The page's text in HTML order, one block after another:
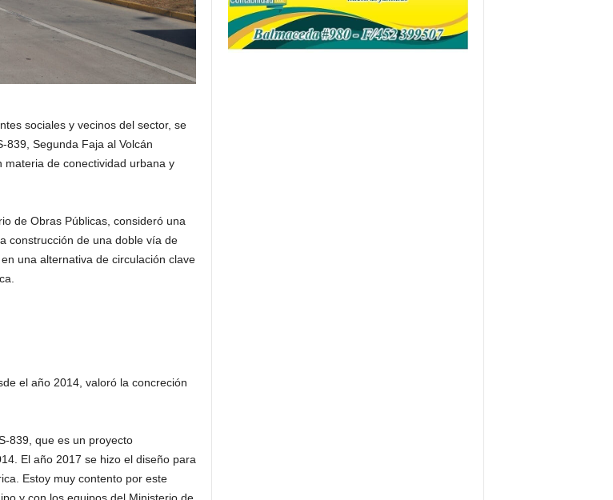
sociales y vecinos del sector, se
839, Segunda Faja al Volcán
de conectividad urbana y
de Obras Públicas, consideró una
construcción de una doble vía de
una alternativa de circulación clave
el año 2014, valoró la concreción
839, que es un proyecto
El año 2017 se hizo el diseño para
Estoy muy contento por este